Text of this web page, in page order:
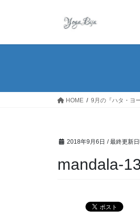
HOME 9月の『ハタ・ヨ
2018年9月6日 / 最終更新
mandala-